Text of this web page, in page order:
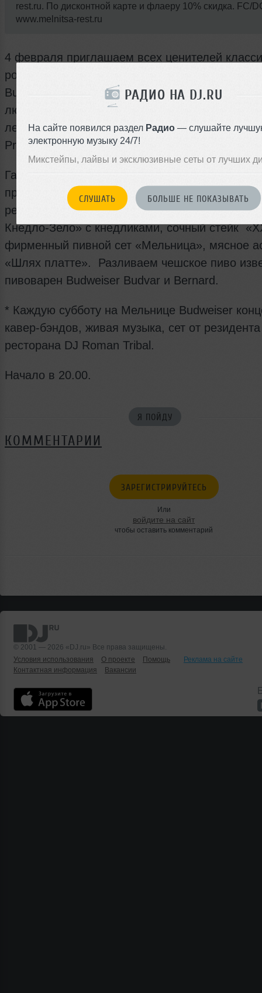
РАДИО НА DJ.RU
На сайте появился раздел Радио — слушайте
электронную музыку 24/7!
Микстейпы, лайвы и эксклюзивные сеты от лучших
СЛУШАТЬ БОЛЬШЕ НЕ ПОКАЗЫВАТЬ
rest.ru. По дисконтной карте и флаеру 10% скидка. FC/
www.melnitsa-rest.ru
4 февраля приглашаем всех ценителей
рок-н-ролла провести этот вечер на
Budweiser! В эту субботу прозвучат рок
любимые шлягеры и мировые хиты в
легендарного московского кавер-дуэта «Чижик
Project»!
Гастрономический репертуар этого вечера
представлен мясными хитами: Дюжина
ребрышки, томленых в пиве, свиная рулька
Кнедло-Зело» с кнедликами, сочный стейк
фирменный пивной сет «Мельница», мясное
«Шлях платте». Разливаем чешское пиво
пивоварен Budweiser Budvar и Bernard.
* Каждую субботу на Мельнице Budweiser
кавер-бэндов, живая музыка, сет от резидента
ресторана DJ Roman Tribal.
Начало в 20.00.
Я ПОЙДУ
КОММЕНТАРИИ
ЗАРЕГИСТРИРУЙТЕСЬ
Или
войдите на сайт
чтобы оставить комментарий
© 2001 — 2026 «DJ.ru» Все права защищены.
Условия использования
О проекте Помощь
Реклама на сайте
Контактная информация
Вакансии